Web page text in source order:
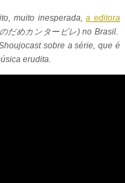
muito inesperada,a editora
だめカンタービレ)no Brasil.
sobre a série, que é
erudita.